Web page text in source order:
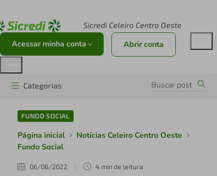
Sicredi Celeiro Centro Oeste
Acessar minha conta Abrir conta
Categorias
FUNDO SOCIAL
Página inicial
Notícias Celeiro Centro Oeste
Fundo Social
06/06/2022 4 min de leitura